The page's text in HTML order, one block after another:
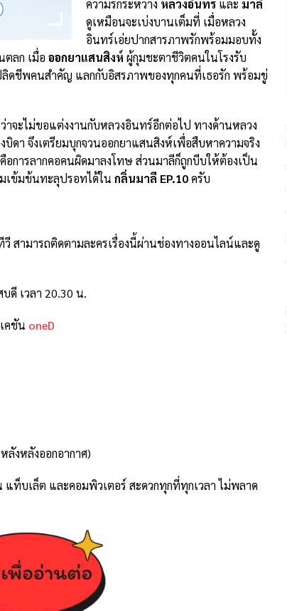
ความรักระหว่าง หลวงอินทร์ และ มาลี
ดูเหมือนจะเบ่งบานเต็มที่ เมื่อหลวง
อินทร์เอ่ยปากสารภาพรักพร้อมมอบทั้ง
ตลก เมื่อ ออกยาแสนสิงห์ ผู้กุมชะตาชีวิตคนในโรงรับ
ลิดชีพคนสำคัญ แลกกับอิสรภาพของทุกคนที่เธอรัก พร้อมขู่
ว่าจะไม่ขอแต่งงานกับหลวงอินทร์อีกต่อไป ทางด้านหลวง
ดา จึงเตรียมบุกจวนออกยาแสนสิงห์เพื่อสืบหาความจริง
การลากคอคนผิดมาลงโทษ ส่วนมาลีก็ถูกบีบให้ต้องเป็น
เข้มข้นทะลุปรอทได้ใน กลิ่นมาลี EP.10ครับ
สามารถติดตามละครเรื่องนี้ผ่านช่องทางออนไลน์และดู
ดี เวลา 20.30 น.
คชัน oneD
ลังหลังออกอากาศ)
ท็บเล็ต และคอมพิวเตอร์ สะดวกทุกที่ทุกเวลา ไม่พลาด